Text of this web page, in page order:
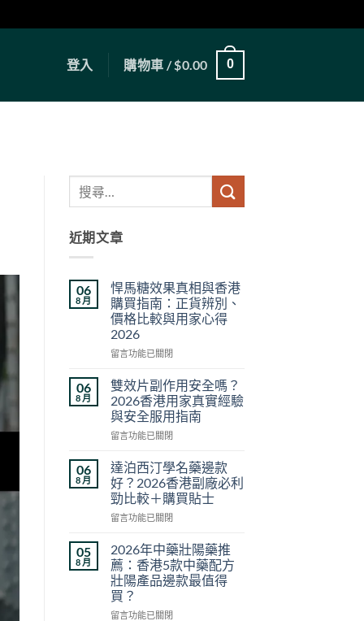
登入 購物車 /$0.00 0
近期文章
06
8 月
悍馬糖效果真相與香港
購買指南：正貨辨別、
價格比較與用家心得
2026
在
馬
糖
效
果
真
與
香
港
購
買
南：
正
貨
辨
別、
價
留言功能已關閉
06
8 月
雙效片副作用安全嗎？
2026香港用家真實經驗
與安全服用指南
在
效
片
副
作
用
全
嗎？
2026
香
港
用
留言功能已關閉
06
8 月
達泊西汀學名藥邊款
好？2026香港副廠必利
勁比較＋購買貼士
在
泊
西
汀
學
名
藥
留言功能已關閉
05
8 月
2026年中藥壯陽藥推
薦：香港5款中藥配方
壯陽產品邊款最值得
買？
在
留言功能已關閉